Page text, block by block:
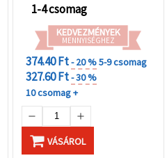
1-4 csomag
KEDVEZMÉNYEK
MENNYISÉGHEZ
374.40 Ft- 20 %5-9 csomag
327.60 Ft- 30 %
10 csomag +
VÁSÁROL